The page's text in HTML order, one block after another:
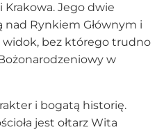
Jego dwie
Rynkiem Głównym i
bez którego trudno
w
i bogatą historię.
jest ołtarz Wita